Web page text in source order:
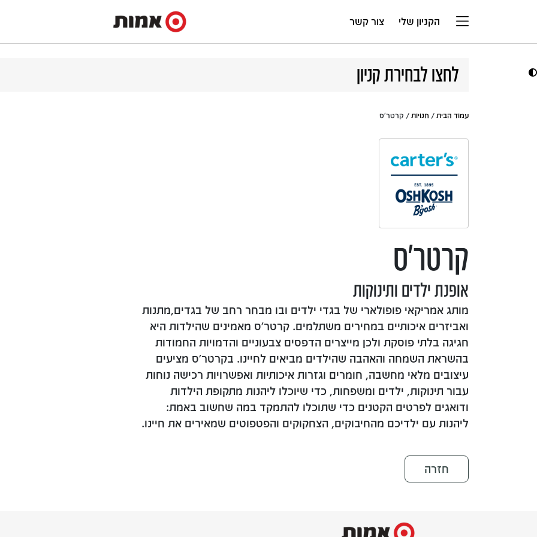
הקניון שלי צור קשר
לחצו לבחירת קניון
עמוד הבית / חנויות / קרטר'ס
קרטר'ס
אופנת ילדים ותינוקות
מותג אמריקאי פופולארי של בגדי ילדים ובו מבחר רחב של בגדים,מתנות
ואביזרים איכותיים במחירים משתלמים. קרטר'ס מאמינים שהילדות היא
חגיגה בלתי פוסקת ולכן מייצרים הדפסים צבעוניים והדמויות החמודות
בהשראת השמחה והאהבה שהילדים מביאים לחיינו. בקרטר'ס מציעים
עיצובים מלאי מחשבה, חומרים וגזרות איכותיות ואפשרויות רכישה נוחות
עבור תינוקות, ילדים ומשפחות, כדי שיוכלו ליהנות מתקופת הילדות
ודואגים לפרטים הקטנים כדי שתוכלו להתמקד במה שחשוב באמת:
ליהנות עם ילדיכם מהחיבוקים, הצחקוקים והפטפוטים שמאירים את חיינו.
חזרה